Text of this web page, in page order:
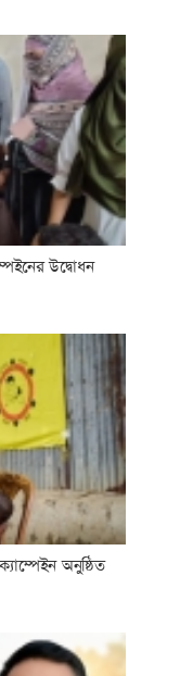
উদ্বোধন
অনুষ্ঠিত